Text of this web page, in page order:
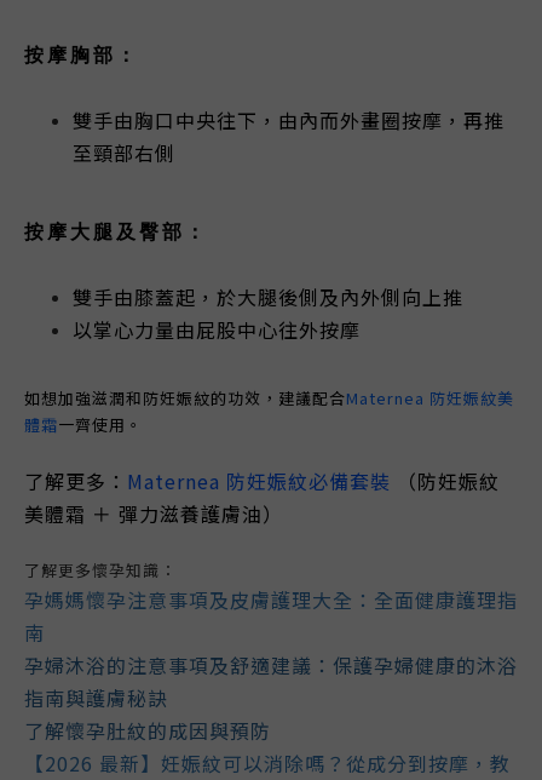
按摩胸部：
雙手由胸口中央往下，由內而外畫圈按摩，再推
至頸部右側
按摩大腿及臀部：
雙手由膝蓋起，於大腿後側及內外側向上推
以掌心力量由屁股中心往外按摩
如想加強滋潤和防妊娠紋的功效， 建議配合Maternea 防妊娠紋美
體霜一齊使用。
了解更多： Maternea 防妊娠紋必備套裝 （防妊娠紋
美體霜 ＋ 彈力滋養護膚油）
了解更多懷孕知識 ：
孕媽媽懷孕注意事項及皮膚護理大全：全面健康護理指
南
孕婦沐浴的注意事項及舒適建議：保護孕婦健康的沐浴
指南與護膚秘訣
了解懷孕肚紋的成因與預防
【2026 最新】妊娠紋可以消除嗎？從成分到按摩，教